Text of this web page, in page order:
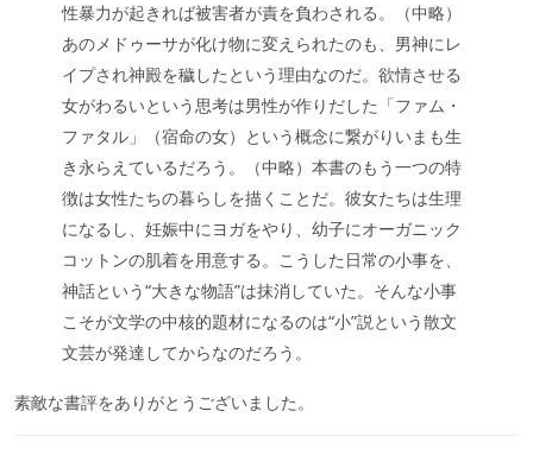
性暴力が起きれば被害者が責を負わされる。（中略）
あのメドゥーサが化け物に変えられたのも、男神にレ
イプされ神殿を穢したという理由なのだ。欲情させる
女がわるいという思考は男性が作りだした「ファム・
ファタル」（宿命の女）という概念に繋がりいまも生
き永らえているだろう。（中略）本書のもう一つの特
徴は女性たちの暮らしを描くことだ。彼女たちは生理
になるし、妊娠中にヨガをやり、幼子にオーガニック
コットンの肌着を用意する。こうした日常の小事を、
神話という“大きな物語”は抹消していた。そんな小事
こそが文学の中核的題材になるのは“小”説という散文
文芸が発達してからなのだろう。
素敵な書評をありがとうございました。